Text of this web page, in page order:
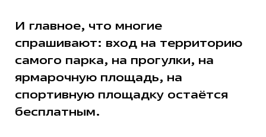
И главное, что многие
спрашивают: вход на территорию
самого парка, на прогулки, на
ярмарочную площадь, на
спортивную площадку остаётся
бесплатным.